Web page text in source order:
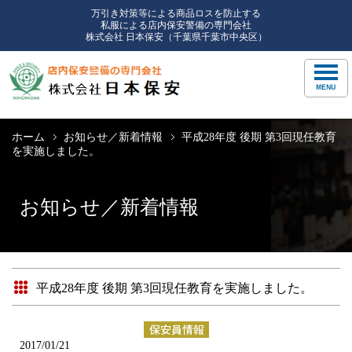
万引き対策等による商品ロスを防止する
私服による店内保安警備の専門会社
株式会社 日本保安（千葉県千葉市中央区）
ホーム お知らせ／新着情報
平成28年度 後期 第3回現任教育
を実施しました。
お知らせ／新着情報
平成28年度 後期 第3回現任教育を実施しました。
2017/01/21